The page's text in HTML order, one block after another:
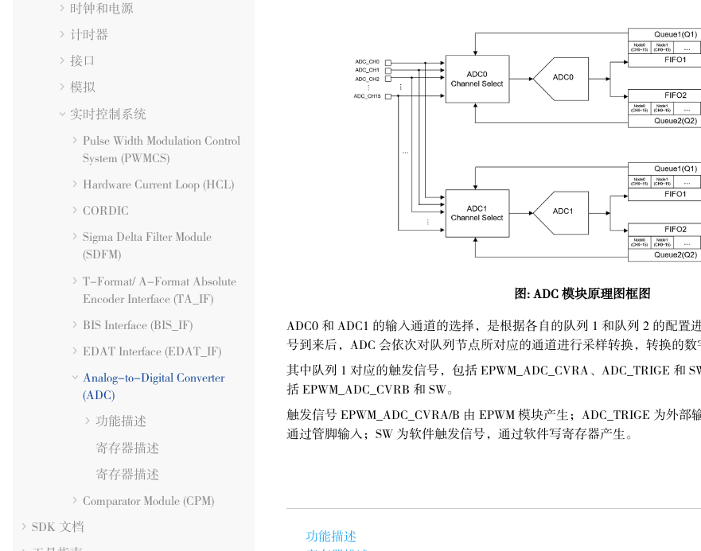
时钟和电源
计时器
接口
模拟
实时控制系统
Pulse Width Modulation Control
System (PWMCS)
Hardware Current Loop (HCL)
CORDIC
Sigma Delta Filter Module
(SDFM)
T-Format/ A-Format Absolute
Encoder Interface (TA_IF)
BIS Interface (BIS_IF)
EDAT Interface (EDAT_IF)
Analog-to-Digital Converter
(ADC)
功能描述
寄存器描述
寄存器描述
Comparator Module (CPM)
SDK 文档
图 ADC 模块原理图框图
ADC0 和 ADC1 的输入通道的选择，是根据各自的队列 1 和队列 2 的配置
号到来后，ADC 会依次对队列节点所对应的通道进行采样转换，转换的数
其中队列 1 对应的触发信号，包括 EPWM_ADC_CVRA、ADC_TRIGE 和
括 EPWM_ADC_CVRB 和 SW。
触发信号 EPWM_ADC_CVRA/B 由 EPWM 模块产生；ADC_TRIGE 为外
通过管脚输入；SW 为软件触发信号，通过软件写寄存器产生。
功能描述